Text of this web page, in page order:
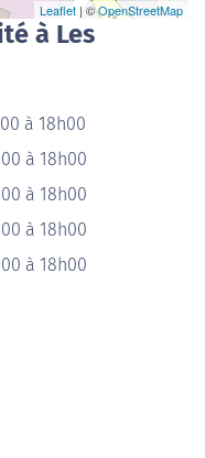
Leaflet | ©OpenStreetMap
à Les
à 18h00
à 18h00
à 18h00
à 18h00
à 18h00